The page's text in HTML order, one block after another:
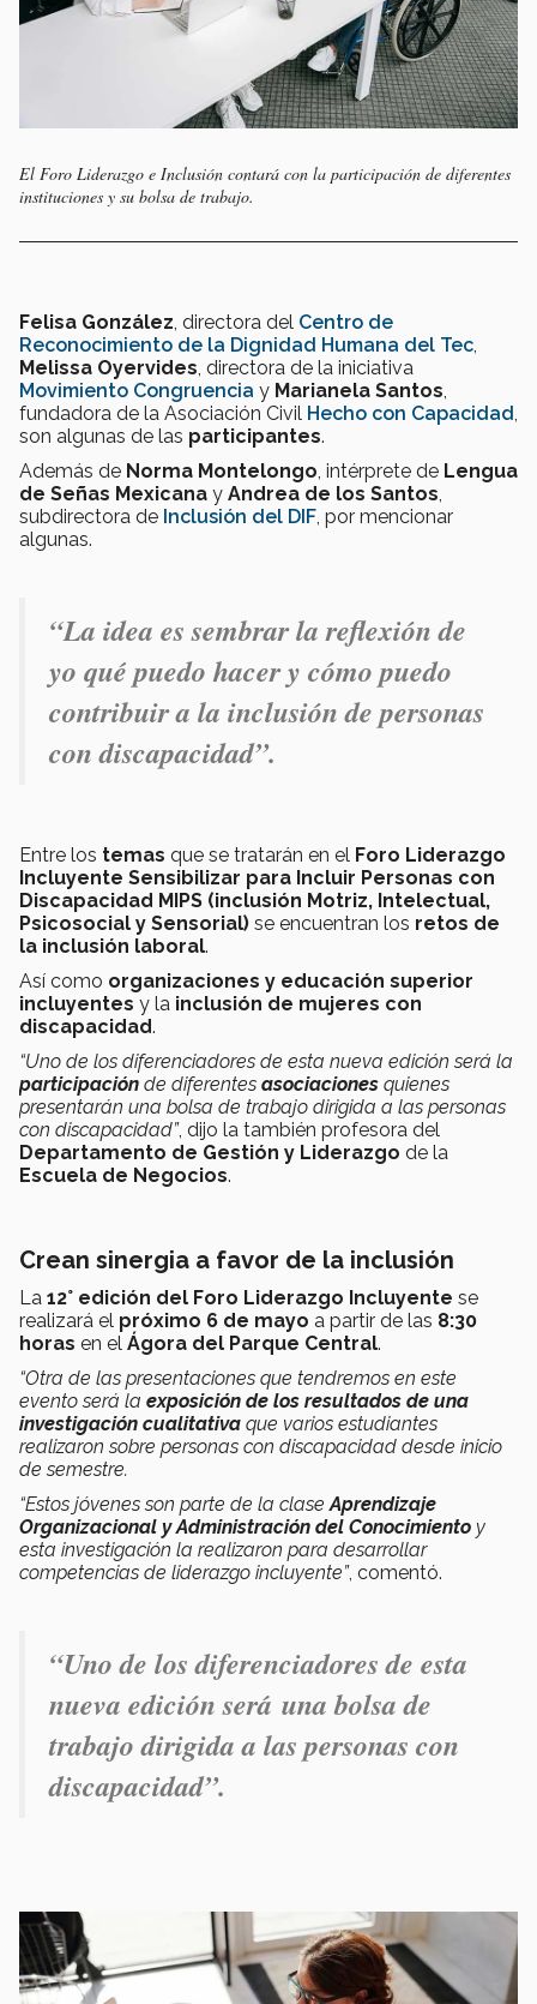
El Foro Liderazgo e Inclusión contará con la participación de diferentes
instituciones y su bolsa de trabajo.
Felisa González, directora del Centro de
Reconocimiento de la Dignidad Humana del Tec,
Melissa Oyervides, directora de la iniciativa
Movimiento Congruencia y Marianela Santos,
fundadora de la Asociación Civil Hecho con Capacidad,
son algunas de las participantes.
Además de Norma Montelongo, intérprete de Lengua
de Señas Mexicana y Andrea de los Santos,
subdirectora de Inclusión del DIF, por mencionar
algunas.
“La idea es sembrar la reflexión de
yo qué puedo hacer y cómo puedo
contribuir a la inclusión de personas
con discapacidad”.
Entre los temas que se tratarán en el Foro Liderazgo
Incluyente Sensibilizar para Incluir Personas con
Discapacidad MIPS (inclusión Motriz, Intelectual,
Psicosocial y Sensorial) se encuentran los retos de
la inclusión laboral.
Así como organizaciones y educación superior
incluyentes y la inclusión de mujeres con
discapacidad.
“Uno de los diferenciadores de esta nueva edición será la
participación de diferentes asociaciones quienes
presentarán una bolsa de trabajo dirigida a las personas
con discapacidad”, dijo la también profesora del
Departamento de Gestión y Liderazgo de la
Escuela de Negocios.
Crean sinergia a favor de la inclusión
La 12° edición del Foro Liderazgo Incluyente se
realizará el próximo 6 de mayo a partir de las 8:30
horas en el Ágora del Parque Central.
“Otra de las presentaciones que tendremos en este
evento será la exposición de los resultados de una
investigación cualitativa que varios estudiantes
realizaron sobre personas con discapacidad desde inicio
de semestre.
“Estos jóvenes son parte de la claseAprendizaje
Organizacional y Administración del Conocimiento y
esta investigación la realizaron para desarrollar
competencias de liderazgo incluyente”, comentó.
“Uno de los diferenciadores de esta
nueva edición será una bolsa de
trabajo dirigida a las personas con
discapacidad”.